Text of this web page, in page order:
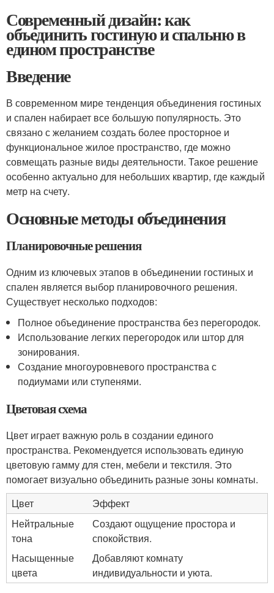
Современный дизайн: как
объединить гостиную и спальню в
едином пространстве
Введение
В современном мире тенденция объединения гостиных
и спален набирает все большую популярность. Это
связано с желанием создать более просторное и
функциональное жилое пространство, где можно
совмещать разные виды деятельности. Такое решение
особенно актуально для небольших квартир, где каждый
метр на счету.
Основные методы объединения
Планировочные решения
Одним из ключевых этапов в объединении гостиных и
спален является выбор планировочного решения.
Существует несколько подходов:
Полное объединение пространства без перегородок.
Использование легких перегородок или штор для
зонирования.
Создание многоуровневого пространства с
подиумами или ступенями.
Цветовая схема
Цвет играет важную роль в создании единого
пространства. Рекомендуется использовать единую
цветовую гамму для стен, мебели и текстиля. Это
помогает визуально объединить разные зоны комнаты.
Цвет
Эффект
Нейтральные
тона
Создают ощущение простора и
спокойствия.
Насыщенные
цвета
Добавляют комнату
индивидуальности и уюта.